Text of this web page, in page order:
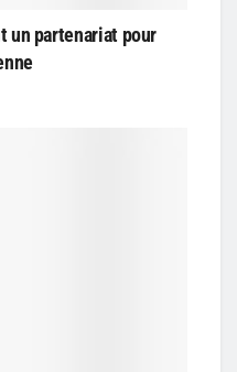
un partenariat pour